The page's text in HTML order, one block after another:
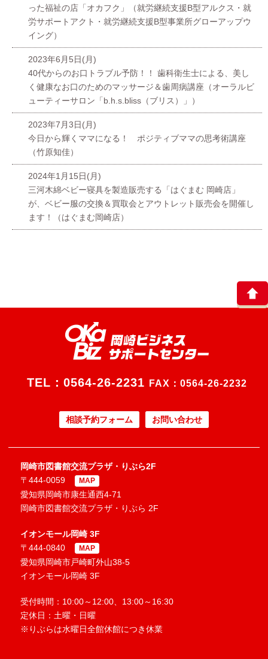
った福祉の店「オカフク」（就労継続支援B型アルクス・就
労サポートアクト・就労継続支援B型事業所グローアップウ
イング）
2023年6月5日(月)
40代からのお口トラブル予防！！ 歯科衛生士による、美し
く健康なお口のためのマッサージ＆歯周病講座（オーラルビ
ューティーサロン「b.h.s.bliss（ブリス）」）
2023年7月3日(月)
今日から輝くママになる！ ポジティブママの思考術講座
（竹原知佳）
2024年1月15日(月)
三河木綿ベビー寝具を製造販売する「はぐまむ 岡崎店」
が、ベビー服の交換＆買取会とアウトレット販売会を開催し
ます！（はぐまむ岡崎店）
TEL： 0564-26-2231 FAX：0564-26-2232
相談予約フォーム お問い合わせ
岡崎市図書館交流プラザ・りぶら2F
〒444-0059
MAP
愛知県岡崎市康生通西4-71
岡崎市図書館交流プラザ・りぶら 2F
イオンモール岡崎 3F
〒444-0840
MAP
愛知県岡崎市戸崎町外山38-5
イオンモール岡崎 3F
受付時間：10:00～12:00、13:00～16:30
定休日：土曜・日曜
※りぶらは水曜日全館休館につき休業